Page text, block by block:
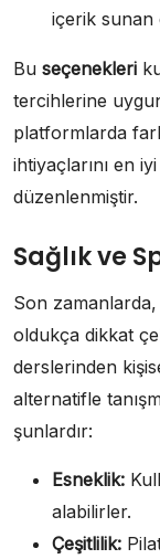
içerik sunan
Bu seçenekleri
tercihlerine
platformlarda
ihtiyaçlarını en
düzenlenmiştir.
Sağlık ve
Son
oldukça dikkat
derslerinden
alternatifle
şunlardır:
Esneklik:
alabilirler.
Çeşitlilik: